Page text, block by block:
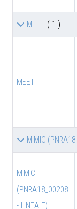
MEET ( 1 )
MEET
MIMIC
MIMIC
(PNRA18_00208
- LINEA E)